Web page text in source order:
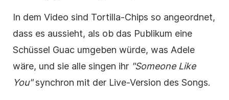
In dem Video sind Tortilla-Chips so angeordnet,
dass es aussieht, als ob das Publikum eine
Schüssel Guac umgeben würde, was Adele
wäre, und sie alle singen ihr "Someone Like
You"synchron mit der Live-Version des Songs.